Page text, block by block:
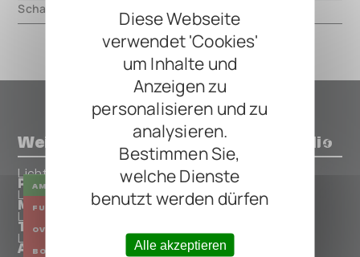
Diese Webseite
verwendet 'Cookies'
um Inhalte und
Anzeigen zu
personalisieren und zu
analysieren.
Bestimmen Sie,
welche Dienste
benutzt werden dürfen
Alle akzeptieren
Schaltungsart
analog
Weitere Pedals von Lichtlaerm Audio
AMP
Lichtlaerm Audio
PandorA
FUZZ DISTORTION
Lichtlaerm Audio
Medusa
OVERDRIVE
Lichtlaerm Audio
The King in Yellow
BOOSTER EQUALIZER
Lichtlaerm Audio
Aesahaettr